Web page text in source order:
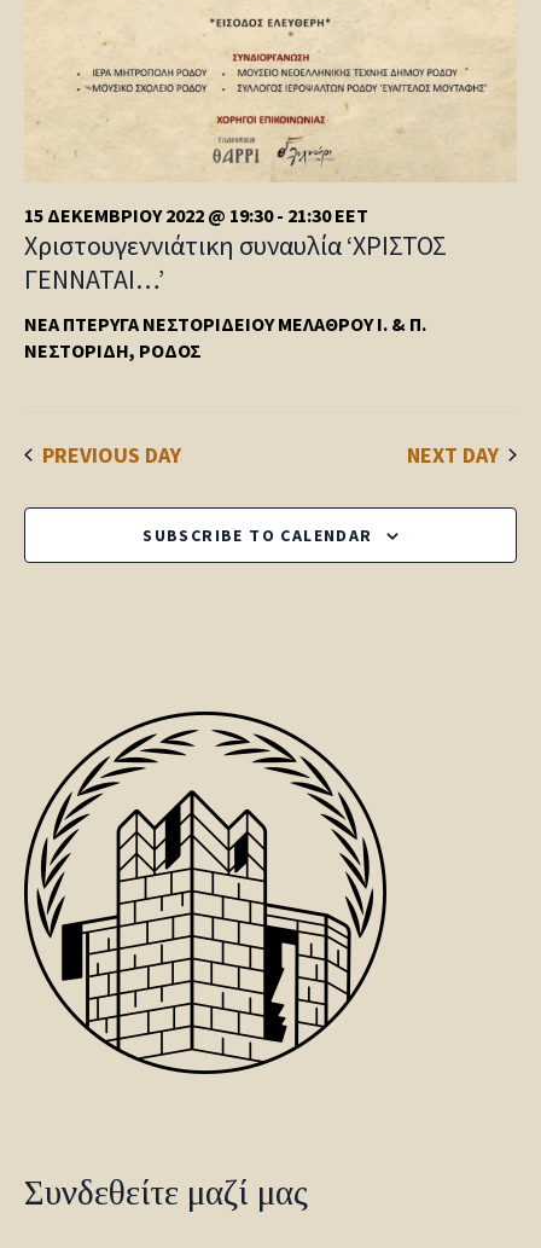
Χριστουγεννιάτικη συναυλία ‘ΧΡΙΣΤΟΣ
ΓΕΝΝΑΤΑΙ…’
15 ΔΕΚΕΜΒΡΊΟΥ 2022 @ 19:30- 21:30 EET
ΝΈΑ ΠΤΈΡΥΓΑ ΝΕΣΤΟΡΙΔΕΊΟΥ ΜΕΛΆΘΡΟΥΙ. & Π.
ΝΕΣΤΟΡΊΔΗ, ΡΌΔΟΣ
PREVIOUS DAY NEXT DAY
SUBSCRIBE TO CALENDAR
Συνδεθείτε μαζί μας